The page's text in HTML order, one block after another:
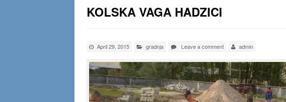
KOLSKA VAGA HADZICI
April 29, 2015 gradnja Leave a comment admin